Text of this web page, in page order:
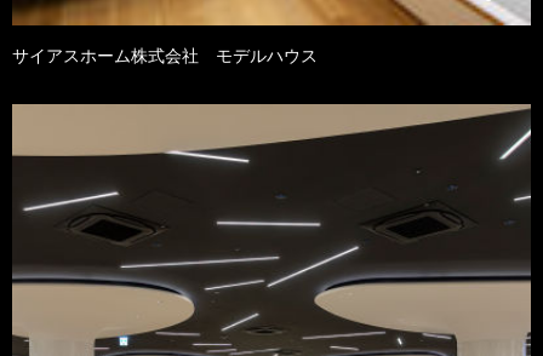
サイアスホーム株式会社 モデルハウス